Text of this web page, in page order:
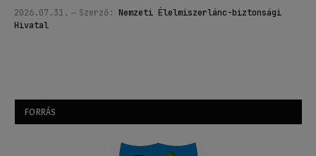
2026.07.31. Szerző: Nemzeti Élelmiszerlánc-biztonsági
Hivatal
FORRÁS